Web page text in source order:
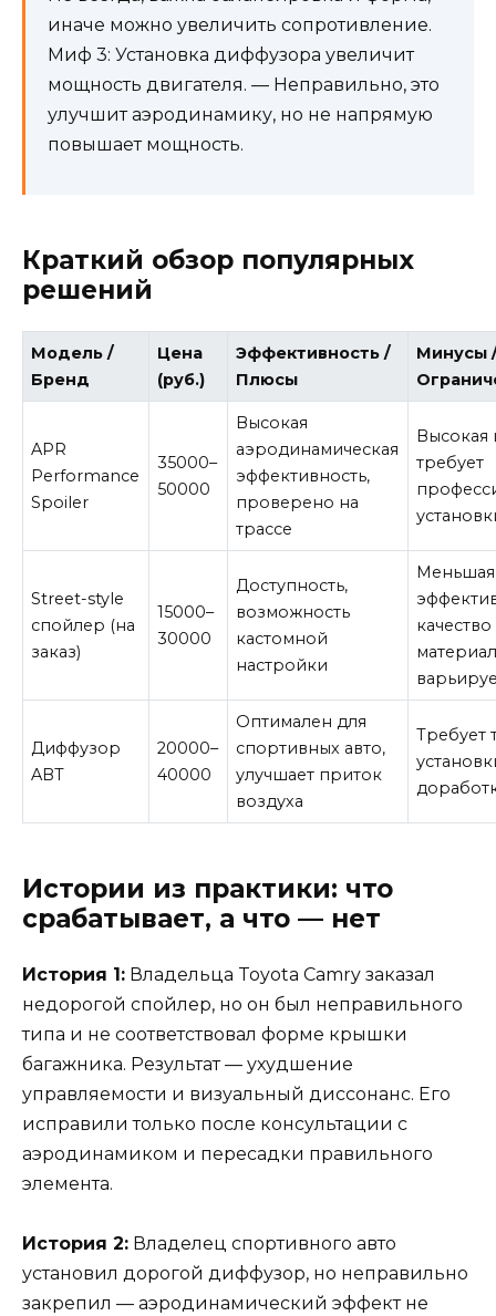
иначе можно увеличить сопротивление.
Миф 3: Установка диффузора увеличит
мощность двигателя. — Неправильно, это
улучшит аэродинамику, но не напрямую
повышает мощность.
Краткий обзор популярных
решений
Модель /
Бренд
Цена
(руб.)
Эффективность /
Плюсы
Минусы
APR
Performance
Spoiler
35000–
50000
Высокая
аэродинамическая
эффективность,
проверено на
трассе
Высокая
требует
Street-style
спойлер (на
заказ)
15000–
30000
Доступность,
возможность
кастомной
настройки
Меньшая
качество
Диффузор
ABT
20000–
40000
Оптимален для
спортивных авто,
улучшает приток
воздуха
Требует
Истории из практики: что
срабатывает, а что — нет
История 1: Владельца Toyota Camry заказал
недорогой спойлер, но он был неправильного
типа и не соответствовал форме крышки
багажника. Результат — ухудшение
управляемости и визуальный диссонанс. Его
исправили только после консультации с
аэродинамиком и пересадки правильного
элемента.
История 2: Владелец спортивного авто
установил дорогой диффузор, но неправильно
закрепил — аэродинамический эффект не